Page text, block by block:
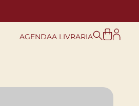
AGENDAA LIVRARIA